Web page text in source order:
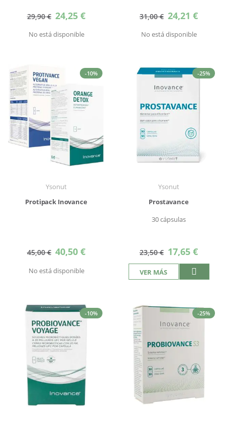
29,90 € Precio
especial
24,25 €
No está disponible
31,00 € Precio
especial
24,21 €
No está disponible
-10%
Ysonut
Protipack Inovance
45,00 € Precio
especial
40,50 €
No está disponible
-25%
Ysonut
Prostavance
30 cápsulas
23,50 € Precio
especial
17,65 €
VER MÁS
-10% -25%